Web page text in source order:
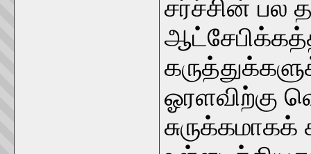
சர்ச்சின் பல
ஓரளவிற்கு
சுருக்கமாகக்